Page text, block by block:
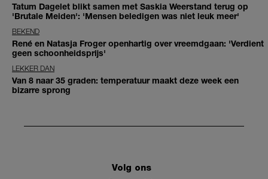
Tatum Dagelet blikt samen met Saskia Weerstand terug op
'Brutale Meiden': 'Mensen beledigen was niet leuk meer'
BEKEND
René en Natasja Froger openhartig over vreemdgaan: 'Verdient
geen schoonheidsprijs'
LEKKER DAN
Van 8 naar 35 graden: temperatuur maakt deze week een
bizarre sprong
Volg ons